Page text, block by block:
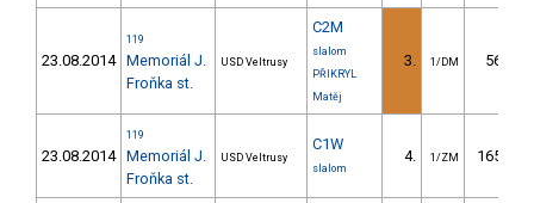
23.08.2014
119
Memoriál J.
Froňka st.
USD Veltrusy
C2M
slalom
PŘIKRYL
Matěj
3. 1/DM 56.34
23.08.2014
119
Memoriál J.
Froňka st.
USD Veltrusy
C1W
slalom
4. 1/ZM 165.21